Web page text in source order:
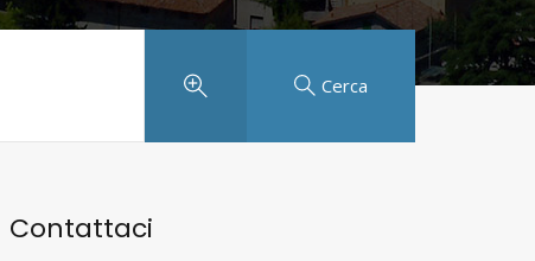
Cerca
Contattaci